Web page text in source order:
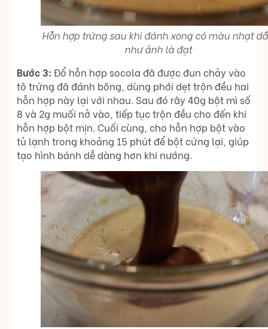
Hỗn hợp trứng sau khi đánh xong có màu nhạt
như ảnh là đạt
Bước 3: Đổ hỗn hợp socola đã được đun chảy vào
tô trứng đã đánh bông, dùng phới dẹt trộn đều hai
hỗn hợp này lại với nhau. Sau đó rây 40g bột mì số
8 và 2g muối nở vào, tiếp tục trộn đều cho đến khi
hỗn hợp bột mịn. Cuối cùng, cho hỗn hợp bột vào
tủ lạnh trong khoảng 15 phút để bột cứng lại, giúp
tạo hình bánh dễ dàng hơn khi nướng.